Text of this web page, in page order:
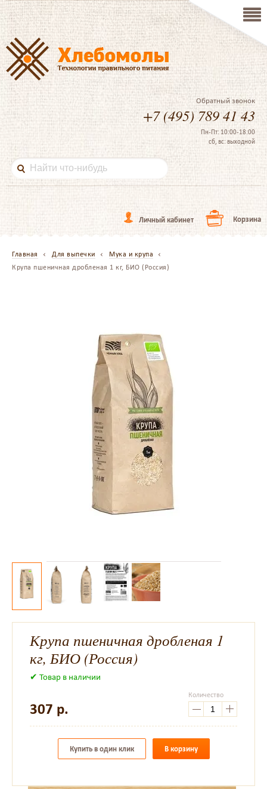
Обратный звонок
+7 (495) 789 41 43
Пн-Пт: 10:00-18:00
сб, вс: выходной
Личный кабинет Корзина
Главная Для выпечки
Мука и крупа
Крупа пшеничная дробленая 1 кг, БИО (Россия)
Крупа пшеничная дробленая 1
кг, БИО (Россия)
✔ Товар в наличии
307 р.
Количество
Купить в один клик В корзину